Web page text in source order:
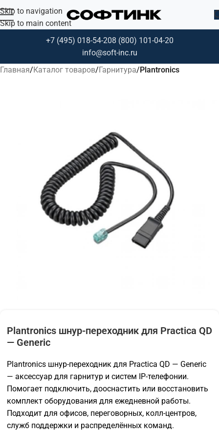
Skip to navigation
Skip to main content
+7 (495) 018-54-208 (800) 101-04-20
info@soft-inc.ru
Главная Каталог товаров Гарнитура Plantronics
Plantronics шнур-переходник для Practica QD
— Generic
Plantronics шнур-переходник для Practica QD — Generic
— аксессуар для гарнитур и систем IP-телефонии.
Помогает подключить, дооснастить или восстановить
комплект оборудования для ежедневной работы.
Подходит для офисов, переговорных, колл-центров,
служб поддержки и распределённых команд.